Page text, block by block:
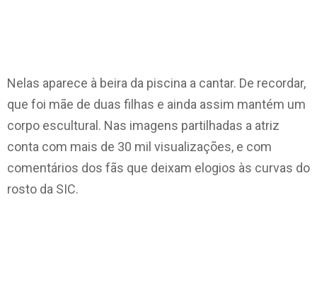
Nelas aparece à beira da piscina a cantar. De recordar,
que foi mãe de duas filhas e ainda assim mantém um
corpo escultural. Nas imagens partilhadas a atriz
conta com mais de 30 mil visualizações, e com
comentários dos fãs que deixam elogios às curvas do
rosto da SIC.